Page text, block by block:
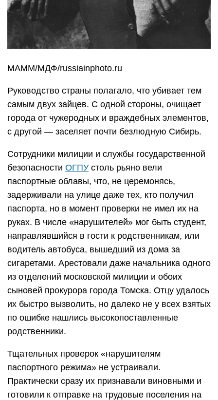
МАММ/МДФ/russiainphoto.ru
Руководство страны полагало, что убивает тем
самым двух зайцев. С одной стороны, очищает
города от чужеродных и враждебных элементов,
с другой — заселяет почти безлюдную Сибирь.
Сотрудники милиции и службы государственной
безопасности ОГПУстоль рьяно вели
паспортные облавы, что, не церемонясь,
задерживали на улице даже тех, кто получил
паспорта, но в момент проверки не имел их на
руках. В числе «нарушителей» мог быть студент,
направлявшийся в гости к родственникам, или
водитель автобуса, вышедший из дома за
сигаретами. Арестовали даже начальника одного
из отделений московской милиции и обоих
сыновей прокурора города Томска. Отцу удалось
их быстро вызволить, но далеко не у всех взятых
по ошибке нашлись высокопоставленные
родственники.
Тщательных проверок «нарушителям
паспортного режима» не устраивали.
Практически сразу их признавали виновными и
готовили к отправке на трудовые поселения на